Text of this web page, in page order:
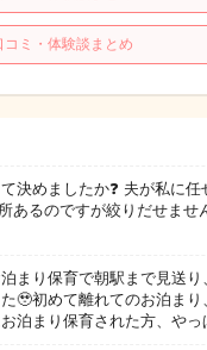
ミ・体験談まとめ
決めましたか❓ 夫が私に
るのですが絞りだせませ
まり保育で朝駅まで見送
🥹初めて離れてのお泊ま
泊まり保育された方、や